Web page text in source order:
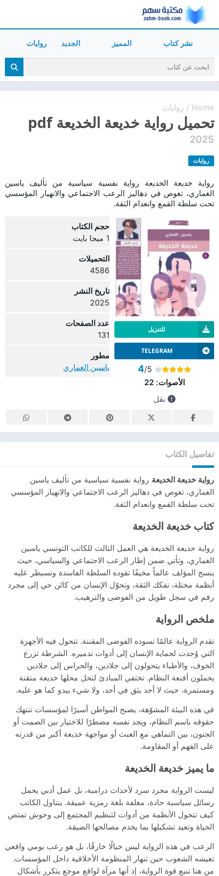
نشر كتاب المميز الجديد روايات
Home
/ روايات
تحميل رواية خديعة الخديعة pdf
2025
روايات
رواية خديعة الخديعة رواية نفسية سياسية من تأليف ياسين
الغماري، تغوص في دهاليز الرعب الاجتماعي والانهيار المؤسسي
تحت سلطة القمع وانعدام الثقة.
للتنزيل
TELEGRAM
4/5
الأصوات: 22
نقل
حجم الكتاب
1 ميجا بايت
التحميلات
4586
تاريخ النشر
2025
عدد الصفحات
131
مطور
ياسين الغماري
تفاصيل الكتاب
رواية خديعة الخديعة رواية نفسية سياسية من تأليف ياسين
الغماري، تغوص في دهاليز الرعب الاجتماعي والانهيار المؤسسي
تحت سلطة القمع وانعدام الثقة.
كتاب خديعة الخديعة
رواية خديعة الخديعة هي العمل الثالث للكاتب التونسي ياسين
الغماري، وتأتي ضمن إطار الرعب الاجتماعي والسياسي، حيث
ينسج المؤلف عالماً مخيفًا تقوده السلطة الفاسدة وتسيطر عليه
أنظمة مختلة، تفكك الثقة، وتحوّل الإنسان من كائن حي إلى مجرد
رقم في سجل طويل من الفوضى والترهيب.
ملخص الرواية
تقدم الرواية عالمًا تسوده الفوضى المقننة. تتحول فيه الأجهزة
التي وُجدت لحماية الإنسان إلى أدوات تدميره. الشرطة تزرع
الخوف، والأطباء يتحولون إلى جلادين، والحراس إلى جلادين
يحملون أقنعة النظام. تختفي المبادئ لتحل محلها خديعة متقنة
ومستمرة، حيث لا أحد يثق في أحد، ولا شيء يبدو كما هو عليه.
في هذه البيئة المشوّهة، يصبح المواطن أسيرًا لمؤسسات تنتهك
حقوقه باسم النظام، ويجد نفسه مضطرًا للاختيار بين الصمت أو
الجنون، بين التماهي مع العبث أو مواجهة خديعة أكبر من قدرته
على الفهم أو المقاومة.
ما يميز خديعة الخديعة
ليست الرواية مجرد سرد لأحداث درامية، بل عمل أدبي يحمل
رسائل سياسية حادة، مغلفة بلغة رمزية عميقة. يتناول الكاتب
كيف تتحول الأنظمة من أدوات لتنظيم المجتمع إلى وحوش تمتص
الحياة وتعيد تشكيلها بما يخدم مصالحها الضيقة.
الرعب في هذه الرواية ليس خيالًا خارقًا، بل هو رعب يومي واقعي
تعيشه الشعوب حين تنهار المنظومة الأخلاقية داخل المؤسسات.
من هنا تنبع قوة الرواية، إذ أنها مرآة لواقع موجع يتكرر بأشكال